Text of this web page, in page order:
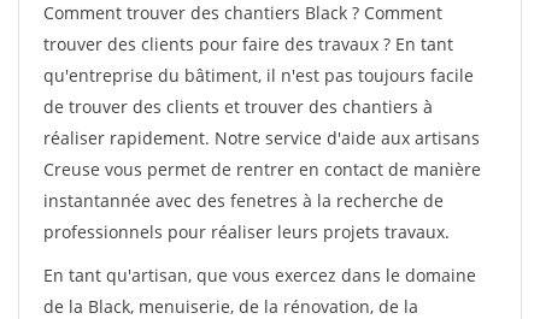
Comment trouver des chantiers Black ? Comment
trouver des clients pour faire des travaux ? En tant
qu'entreprise du bâtiment, il n'est pas toujours facile
de trouver des clients et trouver des chantiers à
réaliser rapidement. Notre service d'aide aux artisans
Creuse vous permet de rentrer en contact de manière
instantannée avec des fenetres à la recherche de
professionnels pour réaliser leurs projets travaux.
En tant qu'artisan, que vous exercez dans le domaine
de la Black, menuiserie, de la rénovation, de la